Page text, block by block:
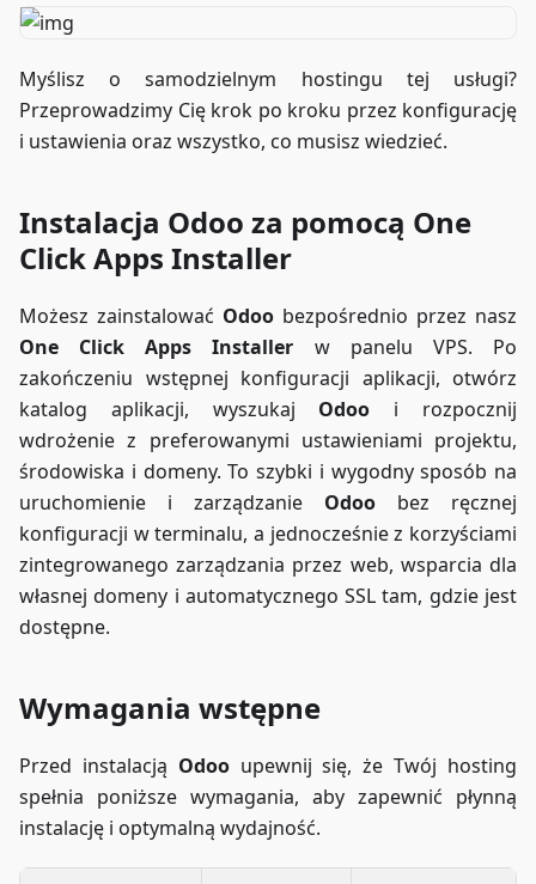
Myślisz o samodzielnym hostingu tej usługi?
Przeprowadzimy Cię krok po kroku przez konfigurację
i ustawienia oraz wszystko, co musisz wiedzieć.
Instalacja Odoo za pomocą One
Click Apps Installer
Możesz zainstalować Odoo bezpośrednio przez nasz
One Click Apps Installer w panelu VPS. Po
zakończeniu wstępnej konfiguracji aplikacji, otwórz
katalog aplikacji, wyszukaj Odoo i rozpocznij
wdrożenie z preferowanymi ustawieniami projektu,
środowiska i domeny. To szybki i wygodny sposób na
uruchomienie i zarządzanie Odoo bez ręcznej
konfiguracji w terminalu, a jednocześnie z korzyściami
zintegrowanego zarządzania przez web, wsparcia dla
własnej domeny i automatycznego SSL tam, gdzie jest
dostępne.
Wymagania wstępne
Przed instalacją Odooupewnij się, że Twój hosting
spełnia poniższe wymagania, aby zapewnić płynną
instalację i optymalną wydajność.